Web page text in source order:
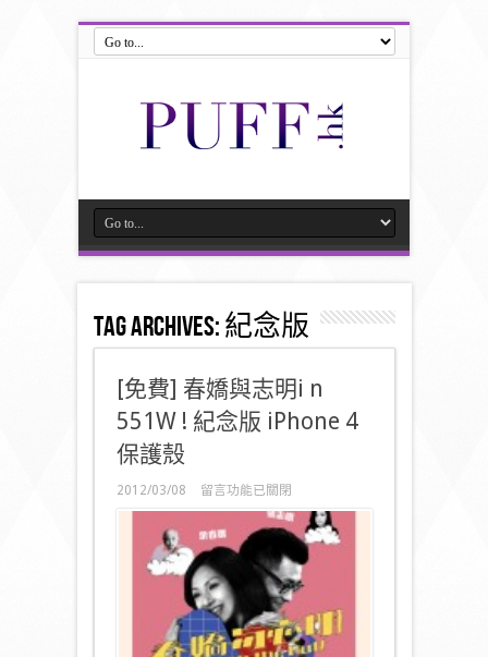
Tag Archives:紀念版
[免費] 春嬌與志明i n
551W ! 紀念版 iPhone 4
保護殼
2012/03/08
在
〈[免
費]
春
嬌
與
志
明
i
n
留言功能已關閉